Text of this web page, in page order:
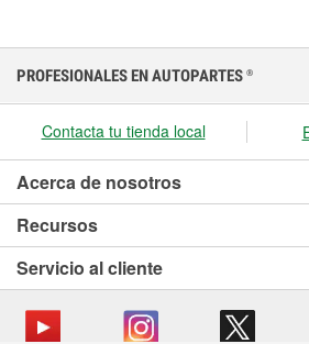
PROFESIONALES EN AUTOPARTES ®
Contacta tu tienda local
Acerca de nosotros
Recursos
Servicio al cliente